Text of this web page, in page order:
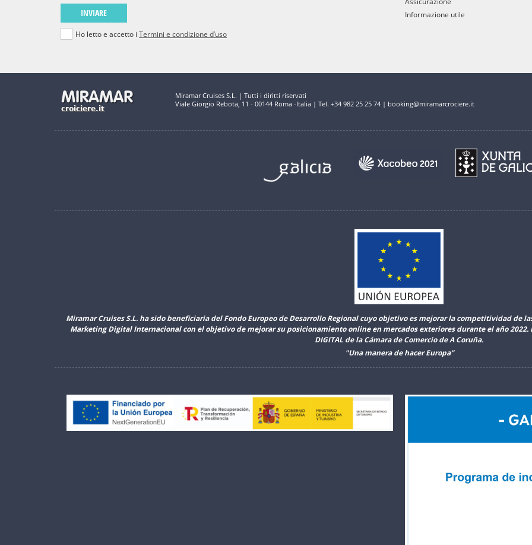
INVIARE
Ho letto e accetto i Termini e condizione d’uso
Informazione utile
Miramar Cruises S.L. | Tutti i diritti riservati
Viale Giorgio Rebota, 11 - 00144 Roma -Italia | Tel. +34 982 25 25 74 | booking@miramarcrociere.it
Miramar Cruises S.L. ha sido beneficiaria del Fondo Europeo de Desarrollo Regional cuyo objetivo es mejorar la competitividad de
Marketing Digital Internacional con el objetivo de mejorar su posicionamiento online en mercados exteriores durante el año 2022.
DIGITAL de la Cámara de Comercio de A Coruña.
"Una manera de hacer Europa”